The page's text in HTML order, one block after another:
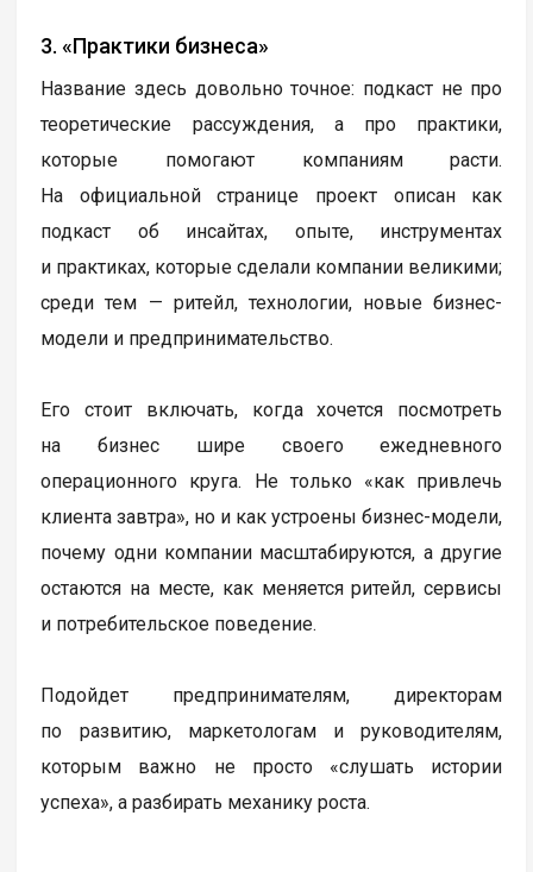
3. «Практики бизнеса»
Название здесь довольно точное: подкаст не про
теоретические рассуждения, а про практики,
которые помогают компаниям расти.
На официальной странице проект описан как
подкаст об инсайтах, опыте, инструментах
и практиках, которые сделали компании великими;
среди тем — ритейл, технологии, новые бизнес-
модели и предпринимательство.
Его стоит включать, когда хочется посмотреть
на бизнес шире своего ежедневного
операционного круга. Не только «как привлечь
клиента завтра», но и как устроены бизнес-модели,
почему одни компании масштабируются, а другие
остаются на месте, как меняется ритейл, сервисы
и потребительское поведение.
Подойдет предпринимателям, директорам
по развитию, маркетологам и руководителям,
которым важно не просто «слушать истории
успеха», а разбирать механику роста.